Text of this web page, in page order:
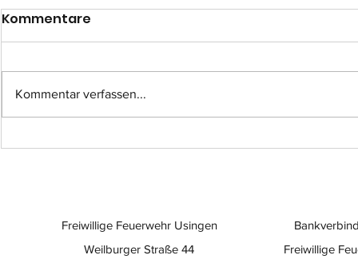
Einsatz-Nr.: 057
Kommentare
Kommentar verfassen...
Freiwillige
Freiwillige Feuerwehr Usingen
Weilburger Straße 44